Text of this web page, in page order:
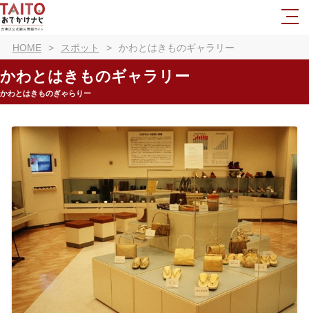
HOME スポット かわとはきものギャラリー
かわとはきものギャラリー
かわとはきものぎゃらりー